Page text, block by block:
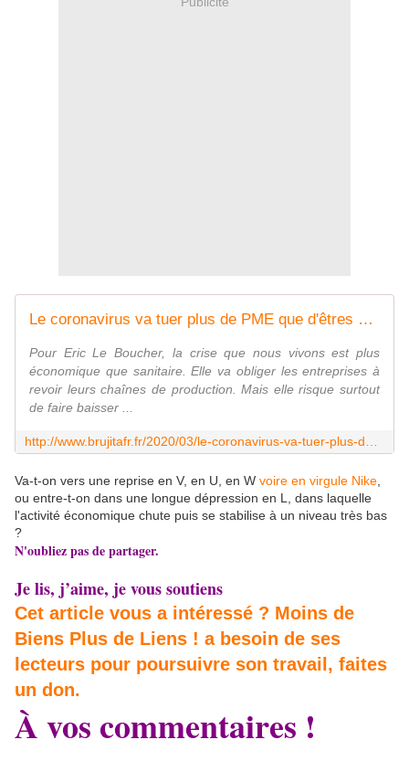
Le coronavirus va tuer plus de PME que d'êtres d'humains - MOINS de BIENS PLUS de LIENS
Pour Eric Le Boucher, la crise que nous vivons est plus
économique que sanitaire. Elle va obliger les entreprises à
revoir leurs chaînes de production. Mais elle risque surtout
de faire baisser ...
Va-t-on vers une reprise en V, en U, en W voire en virgule Nike
ou entre-t-on dans une longue dépression en L, dans laquelle
l'activité économique chute puis se stabilise à un niveau très bas
?
N'oubliez pas de partager.
Je lis, j’aime, je vous soutiens
Cet article vous a intéressé ? Moins de
Biens Plus de Liens ! a besoin de ses
lecteurs pour poursuivre son travail, faites
un don.
À vos commentaires !